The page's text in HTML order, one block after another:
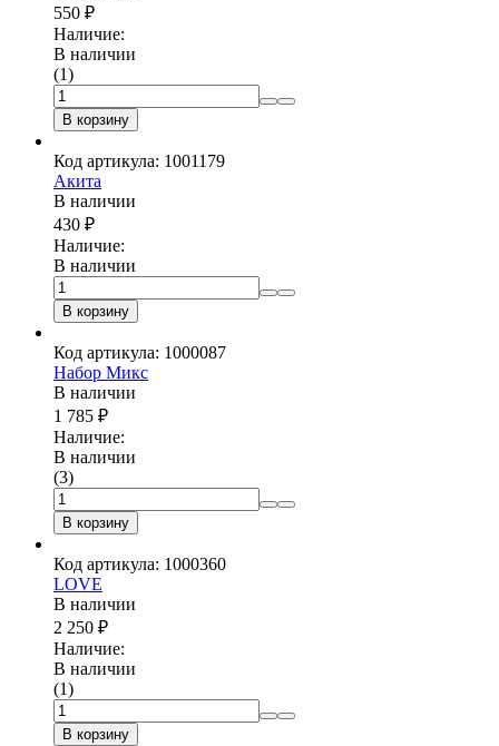
550 ₽
Наличие:
В наличии
(1)
В корзину
Код артикула: 1001179
Акита
В наличии
430 ₽
Наличие:
В наличии
В корзину
Код артикула: 1000087
Набор Микс
В наличии
1 785 ₽
Наличие:
В наличии
(3)
В корзину
Код артикула: 1000360
LOVE
В наличии
2 250 ₽
Наличие:
В наличии
(1)
В корзину